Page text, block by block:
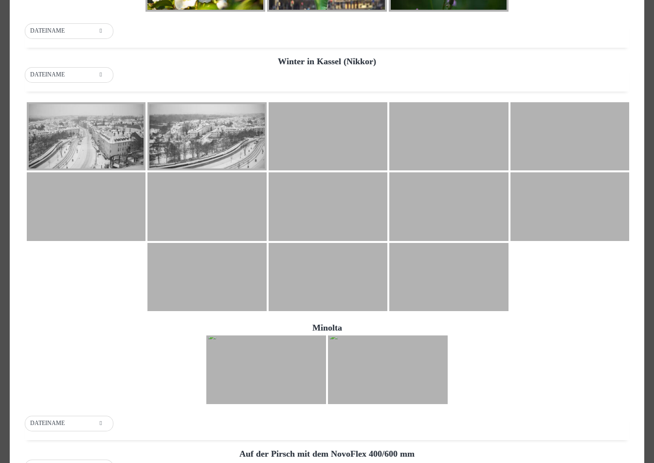
DATEINAME
Winter in Kassel (Nikkor)
DATEINAME
Minolta
DATEINAME
Auf der Pirsch mit dem NovoFlex 400/600 mm